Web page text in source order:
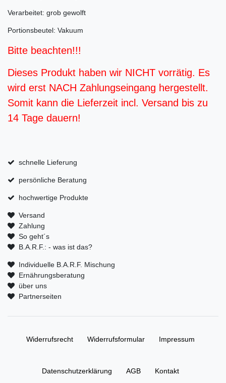
Verarbeitet: grob gewolft
Portionsbeutel: Vakuum
Bitte beachten!!!
Dieses Produkt haben wir NICHT vorrätig. Es
wird erst NACH Zahlungseingang hergestellt.
Somit kann die Lieferzeit incl. Versand bis zu
14 Tage dauern!
schnelle Lieferung
persönliche Beratung
hochwertige Produkte
Versand
Zahlung
So geht´s
B.A.R.F.: - was ist das?
Individuelle B.A.R.F. Mischung
Ernährungsberatung
über uns
Partnerseiten
Widerrufs­recht Widerrufs­formular Impressum
Daten­schutz­erklärung AGB Kontakt